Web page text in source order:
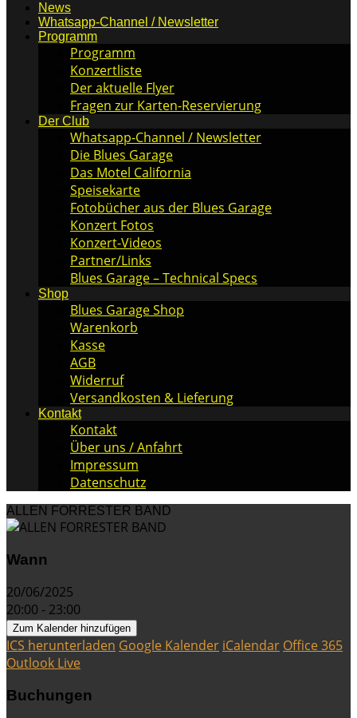
News
Whatsapp-Channel / Newsletter
Programm
Programm
Konzertliste
Der aktuelle Flyer
Fragen zur Karten-Reservierung
Der Club
Whatsapp-Channel / Newsletter
Die Blues Garage
Das Motel California
Speisekarte
Fotobücher aus der Blues Garage
Konzert Fotos
Konzert-Videos
Partner/Links
Blues Garage – Technical Specs
Shop
Blues Garage Shop
Warenkorb
Kasse
AGB
Widerruf
Versandkosten & Lieferung
Kontakt
Kontakt
Über uns / Anfahrt
Impressum
Datenschutz
ALLEN FORRESTER BAND
Wann
20/06/2025
20:00 - 23:00
Zum Kalender hinzufügen
ICS herunterladen Google Kalender iCalendar Office 365
Outlook Live
Buchungen